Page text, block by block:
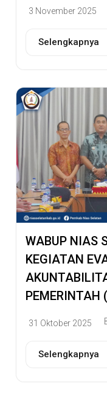
3 November 2025
Selengkapnya
WABUP NIAS
KEGIATAN
PEMERINTAH
31 Oktober 2025
Selengkapnya